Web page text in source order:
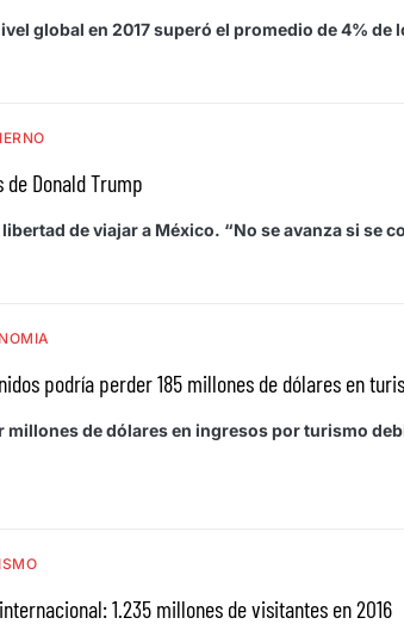
global en 2017 superó el promedio de 4%
de Donald Trump
de viajar a México. “No se avanza si se
podría perder 185 millones de dólares en
millones de dólares en ingresos por turismo
1.235 millones de visitantes en 2016